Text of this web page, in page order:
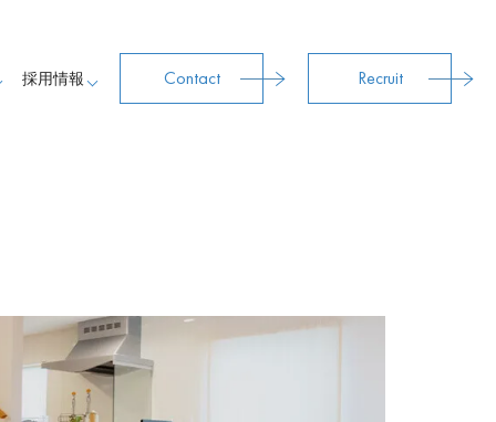
採用情報 Contact Recruit